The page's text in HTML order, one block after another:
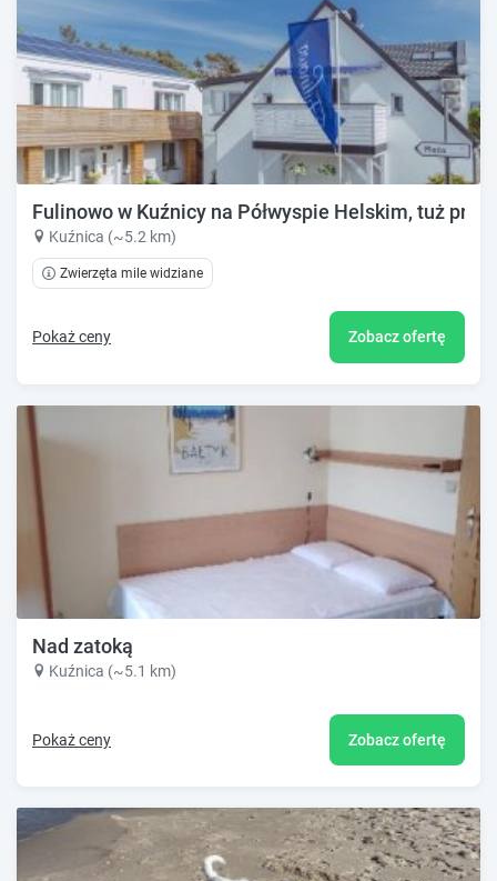
Fulinowo w Kuźnicy na Półwyspie Helskim, tuż przy
Kuźnica (~5.2 km)
Zwierzęta mile widziane
Pokaż ceny Zobacz ofertę
Nad zatoką
Kuźnica (~5.1 km)
Pokaż ceny Zobacz ofertę